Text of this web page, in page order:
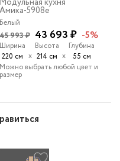
Модульная кухня
Амика-5908e
Белый
45 993 ₽ 43 693 ₽ -5%
Ширина
220 см х
Высота
214 см х
Глубина
55 см
Можно выбрать любой цвет и
размер